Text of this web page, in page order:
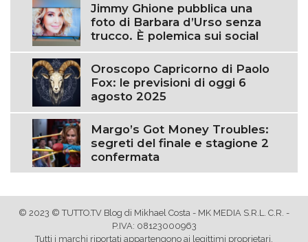
Jimmy Ghione pubblica una
foto di Barbara d’Urso senza
trucco. È polemica sui social
Oroscopo Capricorno di Paolo
Fox: le previsioni di oggi 6
agosto 2025
Margo’s Got Money Troubles:
segreti del finale e stagione 2
confermata
© 2023 © TUTTO.TV Blog di Mikhael Costa - MK MEDIA S.R.L. C.R. -
P.IVA: 08123000963
Tutti i marchi riportati appartengono ai legittimi proprietari.